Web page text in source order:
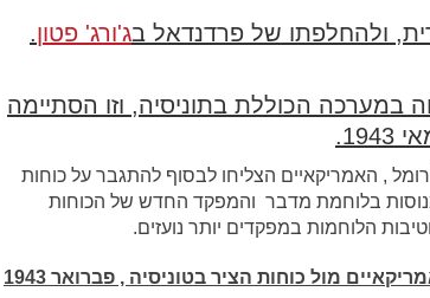
ולהחלפתו של פרדנדאל בג'ורג' פטון.
במערכה הכוללת בתוניסיה, וזו הסתיימה
, האמריקאיים הצליחו לבסוף להתגבר על כוחות
בלוחמת מדבר והמפקד החדש של הכוחות
הלוחמות במפקדים יותר נועזים.
מול כוחות הציר בטוניסיה , פברואר 1943